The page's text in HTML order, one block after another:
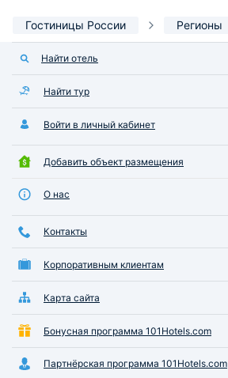
Гостиницы России Регионы
Найти отель
Найти тур
Войти в личный кабинет
Добавить объект размещения
О нас
Контакты
Корпоративным клиентам
Карта сайта
Бонусная программа 101Hotels.com
Партнёрская программа 101Hotels.com